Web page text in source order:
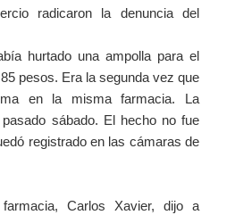
radicaron la denuncia del
hurtado una ampolla para el
pesos. Era la segunda vez que
en la misma farmacia. La
sábado. El hecho no fue
registrado en las cámaras de
Carlos Xavier, dijo a